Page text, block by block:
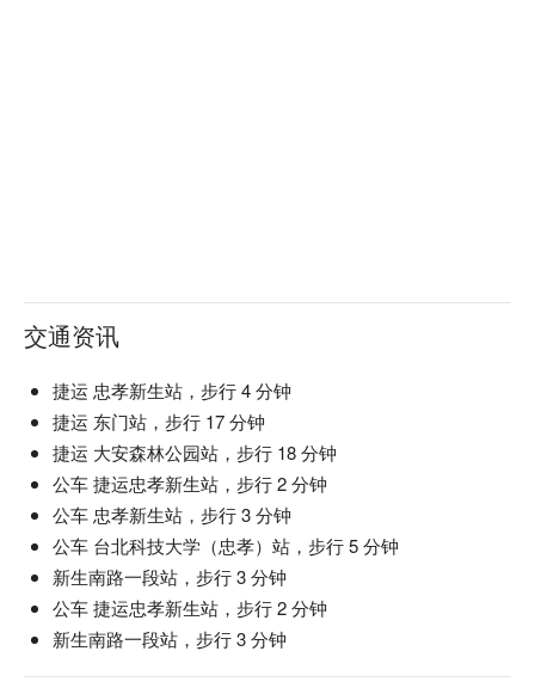
煙燻鴨胸蔥油拌麵 | 咸香扑鼻的葱油面，每一口都超满足，完
全是深夜里的灵魂伴侣。
奢侈了！
北非烤蛋 | 风味独特的烤蛋料理，是菜单上的惊喜之选，好吃
到让人意外。
客家鹹豬肉 | 经典的台式下酒菜，咸香够味，超涮嘴！
川味口水雞 | 鸡肉滑嫩，酱汁香麻带劲，好吃到停不下来。
🥤 招牌饮品
客制化特调 | 你的梦中情“饮”，根据你喜欢的风味、酒感和基
酒量身定做。
季节水果特调 | 采用当季最新鲜的水果，为你调制一杯充满活
力的特调。
茶与咖啡特调 | 想来点不一样的？试试以香醇的茶或浓郁的咖
交通资讯
捷运 忠孝新生站，步行 4 分钟
捷运 东门站，步行 17 分钟
捷运 大安森林公园站，步行 18 分钟
公车 捷运忠孝新生站，步行 2 分钟
公车 忠孝新生站，步行 3 分钟
公车 台北科技大学（忠孝）站，步行 5 分钟
新生南路一段站，步行 3 分钟
公车 捷运忠孝新生站，步行 2 分钟
新生南路一段站，步行 3 分钟